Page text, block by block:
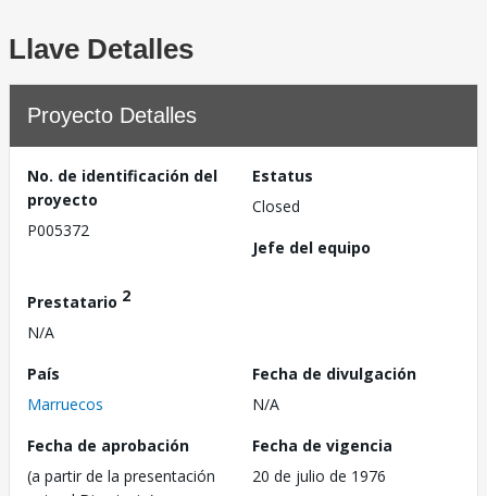
Llave Detalles
Proyecto Detalles
No. de identificación del
proyecto
P005372
Estatus
Closed
Jefe del equipo
Prestatario 2
N/A
País
Marruecos
Fecha de divulgación
N/A
Fecha de aprobación
(a partir de la presentación
Fecha de vigencia
20 de julio de 1976